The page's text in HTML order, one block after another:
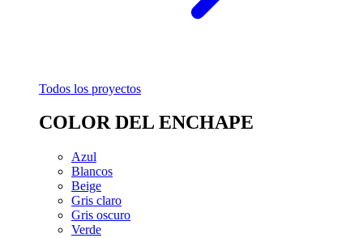
Todos los proyectos
COLOR DEL ENCHAPE
Azul
Blancos
Beige
Gris claro
Gris oscuro
Verde